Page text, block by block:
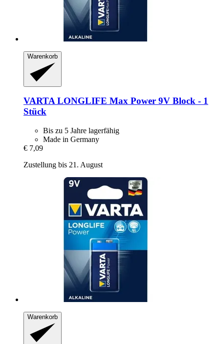
Warenkorb
VARTALONGLIFE Max Power 9V Block -​ 1
Stück
Bis zu 5 Jahre lagerfähig
Made in Germany
€ 7,09
Zustellung bis 21. August
Warenkorb